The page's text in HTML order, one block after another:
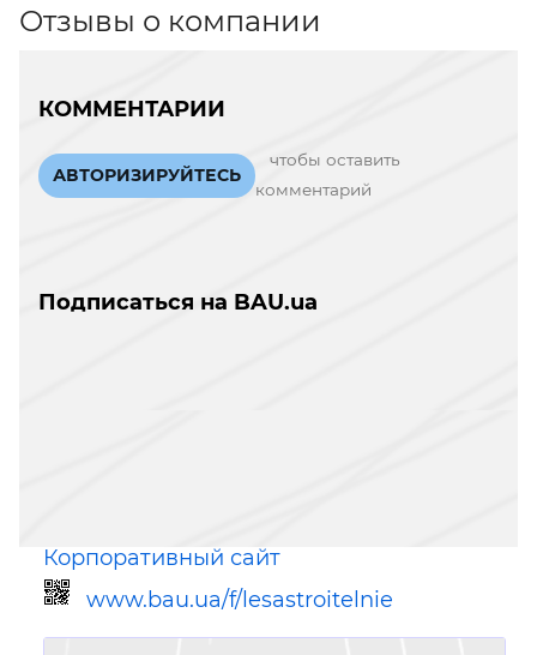
Отзывы о компании
КОММЕНТАРИИ
АВТОРИЗИРУЙТЕСЬ
чтобы оставить
комментарий
Подписаться на BAU.ua
Корпоративный сайт
www.bau.ua/f/lesastroitelnie